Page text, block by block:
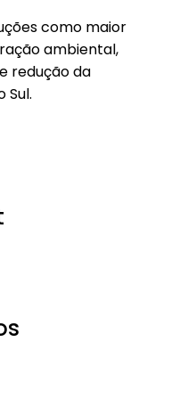
como maior
ambiental,
redução da
Sul.